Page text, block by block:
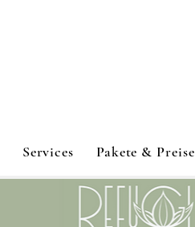
Services Pakete & Preise